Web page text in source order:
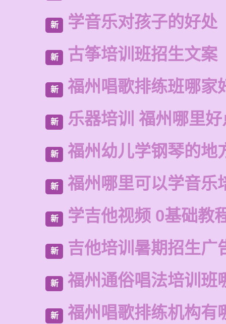
新 学音乐对孩子的好处
新 古筝培训班招生文案
新 福州唱歌排练班哪家
新 乐器培训 福州哪里
新 福州幼儿学钢琴的地
新 福州哪里可以学音乐
新 学吉他视频 0基础教
新 吉他培训暑期招生广
新 福州通俗唱法培训班
新 福州唱歌排练机构有